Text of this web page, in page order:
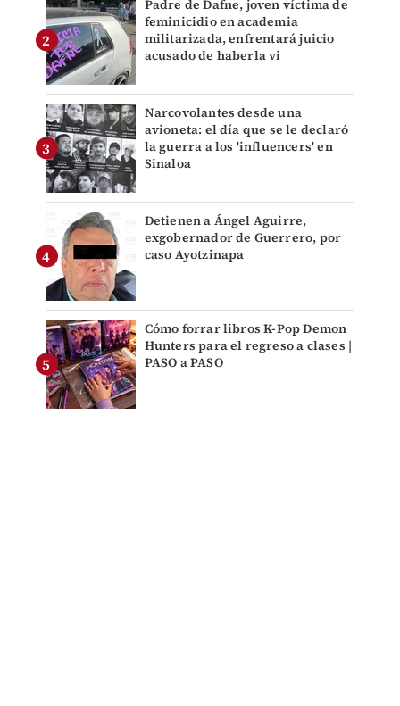
Padre de Dafne, joven víctima de
feminicidio en academia
militarizada, enfrentará juicio
acusado de haberla vi
Narcovolantes desde una
avioneta: el día que se le declaró
la guerra a los 'influencers' en
Sinaloa
Detienen a Ángel Aguirre,
exgobernador de Guerrero, por
caso Ayotzinapa
Cómo forrar libros K-Pop Demon
Hunters para el regreso a clases |
PASO a PASO